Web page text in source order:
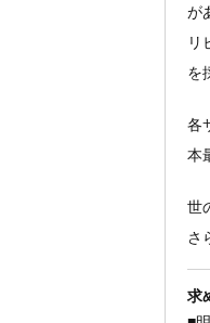
が
リ
を
各
本
世
さ
求